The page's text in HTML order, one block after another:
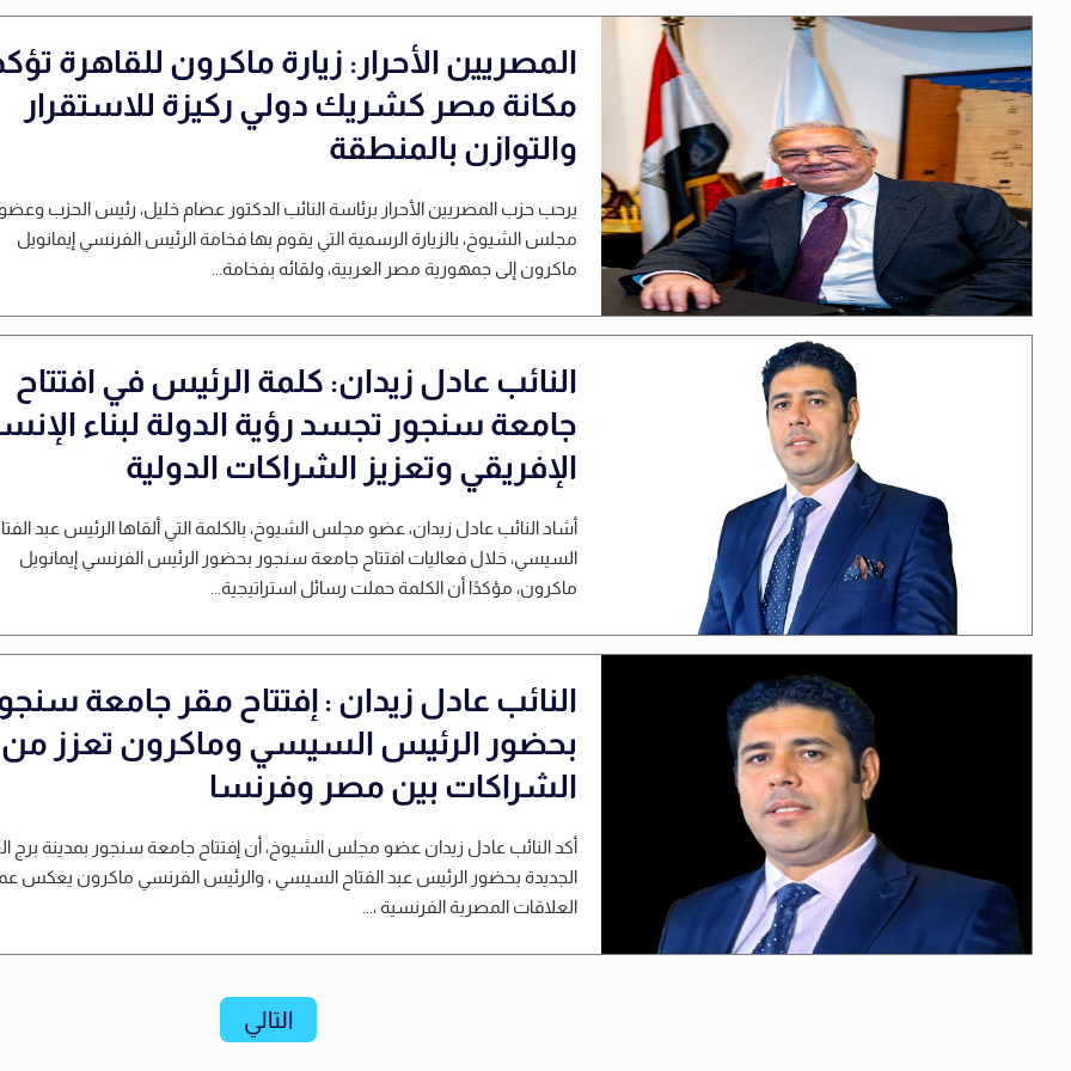
المصريين الأحرار: زيارة ماكرون للقاهرة
مكانة مصر كشريك دولي ركيزة للاستقرار
والتوازن بالمنطقة
يرحب حزب المصريين الأحرار برئاسة النائب الدكتور عصام خليل، رئيس الحزب
مجلس الشيوخ، بالزيارة الرسمية التي يقوم بها فخامة الرئيس الفرنسي إيمانويل
ماكرون إلى جمهورية مصر العربية، ولقائه بفخامة...
النائب عادل زيدان: كلمة الرئيس في افتتاح
جامعة سنجور تجسد رؤية الدولة لبناء
الإفريقي وتعزيز الشراكات الدولية
أشاد النائب عادل زيدان، عضو مجلس الشيوخ، بالكلمة التي ألقاها الرئيس عبد
السيسي، خلال فعاليات افتتاح جامعة سنجور بحضور الرئيس الفرنسي إيمانويل
ماكرون، مؤكدًا أن الكلمة حملت رسائل استراتيجية...
النائب عادل زيدان : إفتتاح مقر جامعة
بحضور الرئيس السيسي وماكرون تعزز من
الشراكات بين مصر وفرنسا
أكد النائب عادل زيدان عضو مجلس الشيوخ، أن إفتتاح جامعة سنجور بمدينة برج
الجديدة بحضور الرئيس عبد الفتاح السيسي ، والرئيس الفرنسي ماكرون يعكس
العلاقات المصرية الفرنسية ،...
التالي